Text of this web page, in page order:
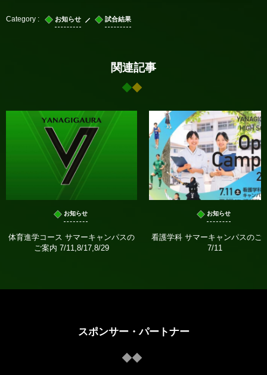
お知らせ 試合結果
関連記事
お知らせ
体育進学コース サマーキャンパスの
ご案内 7/11,8/17,8/29
お知らせ
看護学科 サマーキャンパスのご
7/11
スポンサー・パートナー